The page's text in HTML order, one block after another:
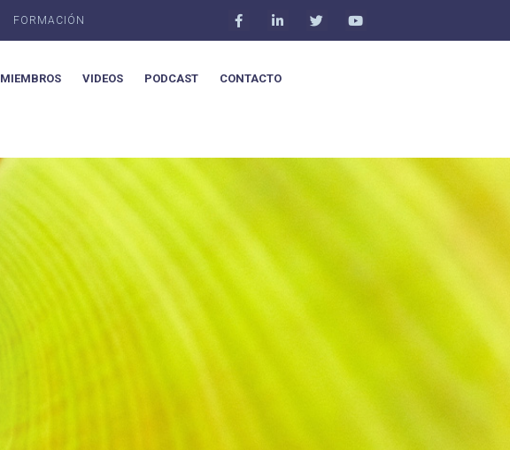
FORMACIÓN
MIEMBROS VIDEOS PODCAST CONTACTO